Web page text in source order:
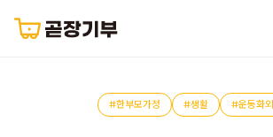
#한부모가정 #생활 #운동화